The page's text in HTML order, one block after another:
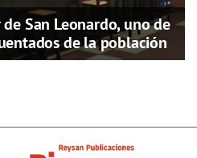
San Leonardo, uno de
de la población